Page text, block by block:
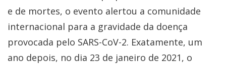
e de mortes, o evento alertou a comunidade
internacional para a gravidade da doença
provocada pelo SARS-CoV-2. Exatamente, um
ano depois, no dia 23 de janeiro de 2021, o